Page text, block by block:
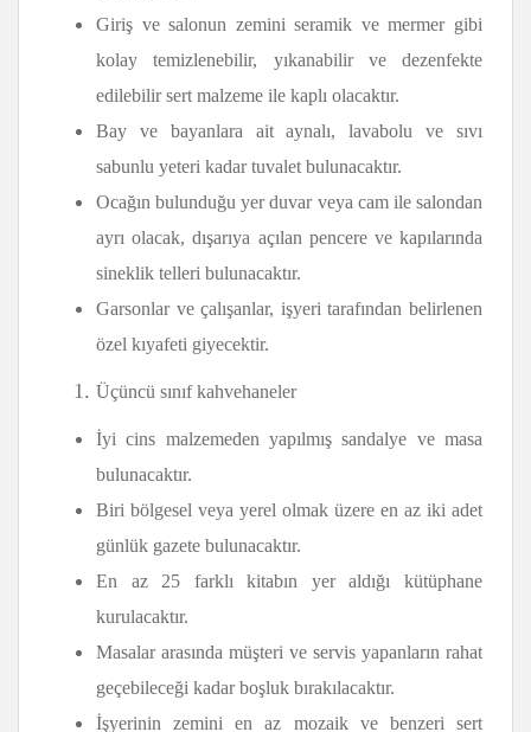
Giriş ve salonun zemini seramik ve mermer gibi
kolay temizlenebilir, yıkanabilir ve dezenfekte
edilebilir sert malzeme ile kaplı olacaktır.
Bay ve bayanlara ait aynalı, lavabolu ve sıvı
sabunlu yeteri kadar tuvalet bulunacaktır.
Ocağın bulunduğu yer duvar veya cam ile salondan
ayrı olacak, dışarıya açılan pencere ve kapılarında
sineklik telleri bulunacaktır.
Garsonlar ve çalışanlar, işyeri tarafından belirlenen
özel kıyafeti giyecektir.
Üçüncü sınıf kahvehaneler
İyi cins malzemeden yapılmış sandalye ve masa
bulunacaktır.
Biri bölgesel veya yerel olmak üzere en az iki adet
günlük gazete bulunacaktır.
En az 25 farklı kitabın yer aldığı kütüphane
kurulacaktır.
Masalar arasında müşteri ve servis yapanların rahat
geçebileceği kadar boşluk bırakılacaktır.
İşyerinin zemini en az mozaik ve benzeri sert